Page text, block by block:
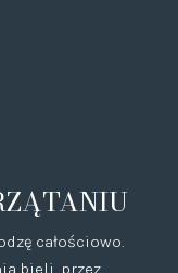
całościowo.
bieli, przez